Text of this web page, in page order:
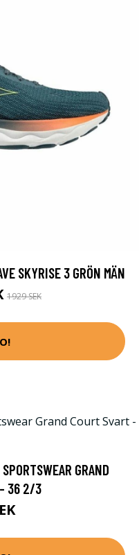
SKYRISE 3 GRÖN MÄN
1929 SEK
GRAND
- 36 2/3